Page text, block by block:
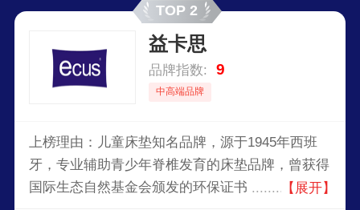
TOP 2
益卡思
品牌指数: 9
中高端品牌
上榜理由：儿童床垫知名品牌，源于1945年西班
牙，专业辅助青少年脊椎发育的床垫品牌，曾获得
国际生态自然基金会颁发的环保证书，专业从事生
【展开】